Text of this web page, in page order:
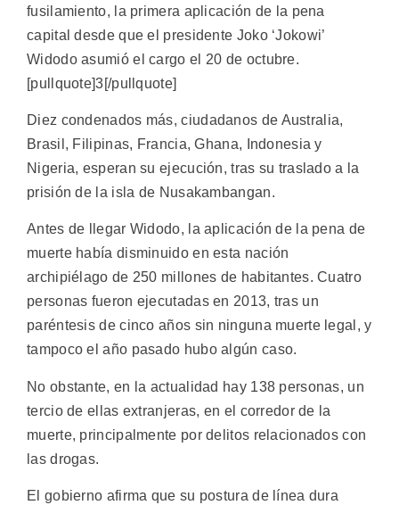
fusilamiento, la primera aplicación de la pena
capital desde que el presidente Joko ‘Jokowi’
Widodo asumió el cargo el 20 de octubre.
[pullquote]3[/pullquote]
Diez condenados más, ciudadanos de Australia,
Brasil, Filipinas, Francia, Ghana, Indonesia y
Nigeria, esperan su ejecución, tras su traslado a la
prisión de la isla de Nusakambangan.
Antes de llegar Widodo, la aplicación de la pena de
muerte había disminuido en esta nación
archipiélago de 250 millones de habitantes. Cuatro
personas fueron ejecutadas en 2013, tras un
paréntesis de cinco años sin ninguna muerte legal, y
tampoco el año pasado hubo algún caso.
No obstante, en la actualidad hay 138 personas, un
tercio de ellas extranjeras, en el corredor de la
muerte, principalmente por delitos relacionados con
las drogas.
El gobierno afirma que su postura de línea dura